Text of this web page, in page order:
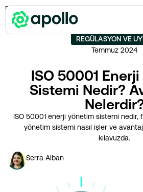
Regülasyon ve Uyum
Nelerdir?
REGÜLASYON VE
Temmuz 2024
ISO 50001
Sistemi Nedir?
ISO 50001 enerji yönetim sistemi nedir,
yönetim sistemi nasıl i̇şler ve
kılavuzda.
Serra Alban